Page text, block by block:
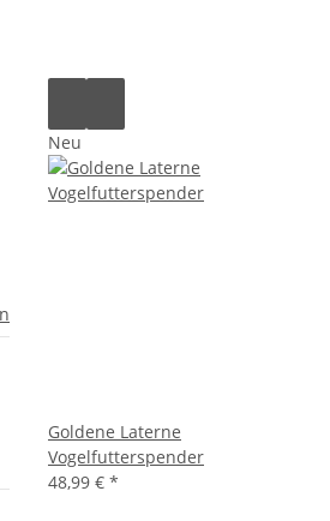
Neu
Goldene Laterne
Vogelfutterspender
48,99 € *